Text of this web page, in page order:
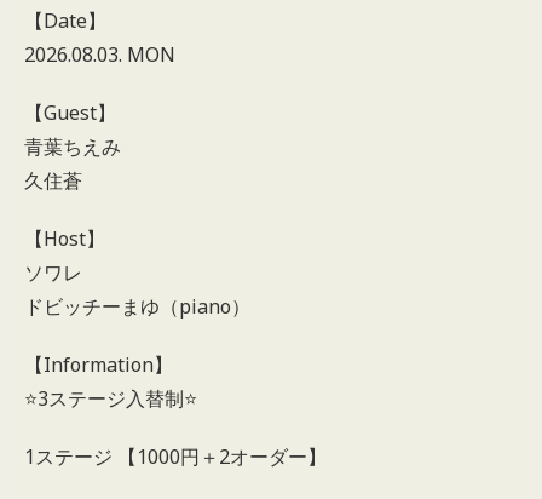
【Date】
2026.08.03. MON
【Guest】
青葉ちえみ
久住蒼
【Host】
ソワレ
ドビッチーまゆ（piano）
【Information】
⭐️3ステージ入替制⭐️
1ステージ 【1000円＋2オーダー】